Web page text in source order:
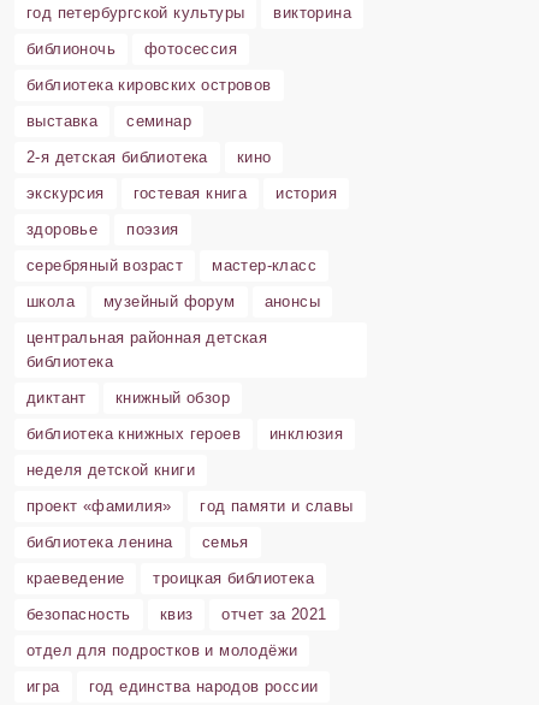
год петербургской культуры
викторина
библионочь
фотосессия
библиотека кировских островов
выставка
семинар
2-я детская библиотека
кино
экскурсия
гостевая книга
история
здоровье
поэзия
серебряный возраст
мастер-класс
школа
музейный форум
анонсы
центральная районная детская
библиотека
диктант
книжный обзор
библиотека книжных героев
инклюзия
неделя детской книги
проект «фамилия»
год памяти и славы
библиотека ленина
семья
краеведение
троицкая библиотека
безопасность
квиз
отчет за 2021
отдел для подростков и молодёжи
игра
год единства народов россии